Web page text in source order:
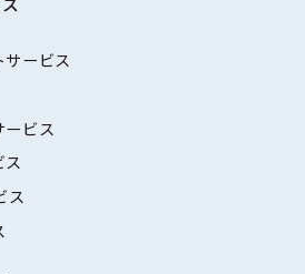
ービス
ービス
ス
ス